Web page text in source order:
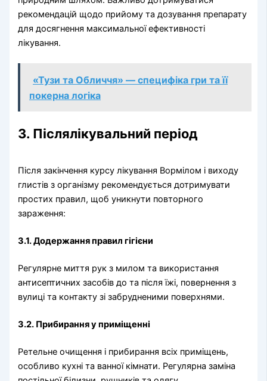
рекомендацій щодо прийому та дозування препарату
для досягнення максимальної ефективності
лікування.
«Тузи та Обличчя» — специфіка гри та її
покерна логіка
3. Післялікувальний період
Після закінчення курсу лікування Вормілом і виходу
глистів з організму рекомендується дотримувати
простих правил, щоб уникнути повторного
зараження:
3.1. Додержання правил гігієни
Регулярне миття рук з милом та використання
антисептичних засобів до та після їжі, повернення з
вулиці та контакту зі забрудненими поверхнями.
3.2. Прибирання у приміщенні
Ретельне очищення і прибирання всіх приміщень,
особливо кухні та ванної кімнати. Регулярна заміна